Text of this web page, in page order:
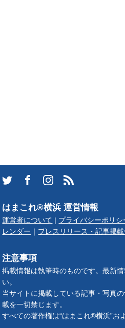
はまこれ®横浜 運営情報
運営者について プライバシーポリシ
レンダー
プレスリリース・記事掲
注意事項
掲載情報は執筆時のものです。最新
い。
当サイトに掲載している記事・写真
載を一切禁じます。
すべての著作権は“はまこれ®横浜”お